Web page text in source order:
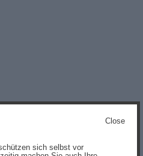
Close
sich selbst vor